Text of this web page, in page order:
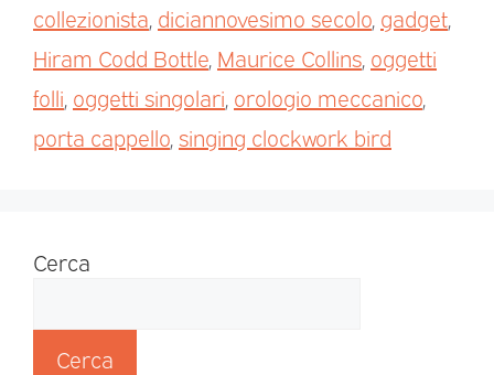
collezionista, diciannovesimo secolo, gadget,
Hiram Codd Bottle, Maurice Collins, oggetti
folli, oggetti singolari, orologio meccanico,
porta cappello,singing clockwork bird
Cerca
Cerca